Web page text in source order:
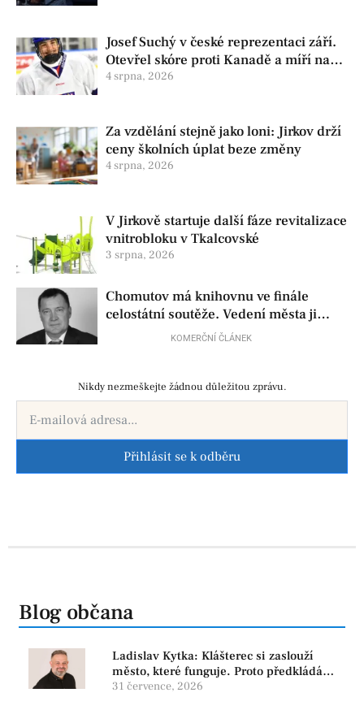
Josef Suchý v české reprezentaci září.
Otevřel skóre proti Kanadě a míří na
Hlinka Gretzky Cup
4 srpna, 2026
Za vzdělání stejně jako loni: Jirkov drží
ceny školních úplat beze změny
4 srpna, 2026
V Jirkově startuje další fáze revitalizace
vnitrobloku v Tkalcovské
3 srpna, 2026
Chomutov má knihovnu ve finále
celostátní soutěže. Vedení města ji
přesto chce zrušitKOMERČNÍ ČLÁNEK
Nikdy nezmeškejte žádnou důležitou zprávu.
Přihlásit se k odběru
Blog občana
Ladislav Kytka: Klášterec si zaslouží
město, které funguje. Proto předkládáme
program, který řeší skutečné problémy
31 července, 2026